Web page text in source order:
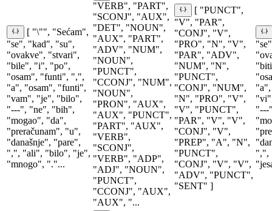
[ "\"", "Sećam",
"se", "kad", "su",
"ovakve", "stvari",
"bile", "i", "po",
"osam", "funti", ",",
"a", "osam", "funti",
"vam", "je", "bilo",
"---", "ne", "bih",
"mogao", "da",
"preračunam", "u",
"današnje", "pare",
",", "ali", "bilo", "je",
"mnogo", "."...
"VERB", "PART",
"SCONJ", "AUX",
"DET", "NOUN",
"AUX", "PART",
"ADV", "NUM",
"NOUN",
"PUNCT",
"CCONJ", "NUM",
"NOUN",
"PRON", "AUX",
"AUX", "PUNCT",
"PART", "AUX",
"VERB",
"SCONJ",
"VERB", "ADP",
"ADJ", "NOUN",
"PUNCT",
"CCONJ", "AUX",
"AUX", "...
[ "PUNCT",
"V", "PAR",
"CONJ", "V",
"PRO", "N", "V",
"PAR", "ADV",
"NUM", "N",
"PUNCT",
"CONJ", "NUM",
"N", "PRO", "V",
"V", "PUNCT",
"PAR", "V", "V",
"CONJ", "V",
"PREP", "A", "N",
"PUNCT",
"CONJ", "V", "V",
"ADV", "PUNCT",
"SENT" ]
"---
",",